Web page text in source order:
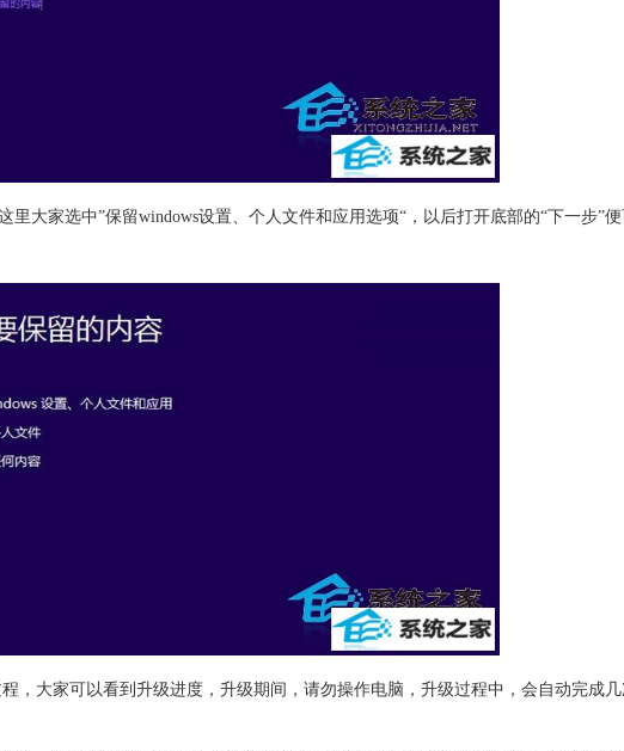
家选中”保留windows设置、个人文件和应用选项“，以后打开底部的“下一步”
大家可以看到升级进度，升级期间，请勿操作电脑，升级过程中，会自动完成